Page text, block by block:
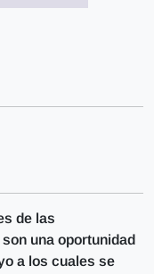
de las
una oportunidad
a los cuales se